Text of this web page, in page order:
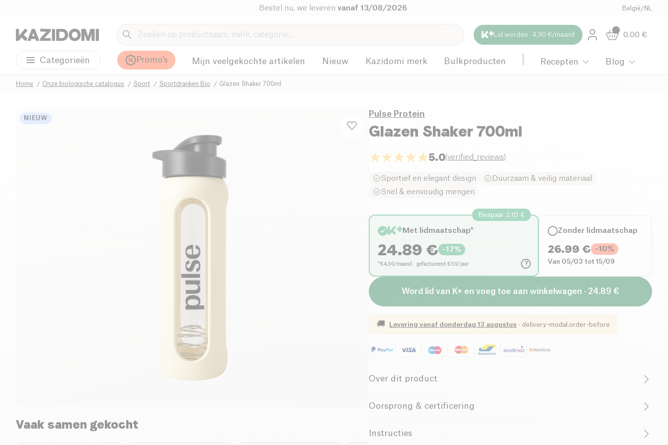
Bestel nu, we leverenvanaf 13/08/2026 België /NL
Lid worden · 4,90 €/maand 0.00 €
Categorieën Promo's Mijn veelgekochte artikelen Nieuw Kazidomi merk Bulkproducten Recepten Blog
Home Onze biologische catalogus Sport Sportdranken Bio Glazen Shaker 700ml
NIEUW
Vaak samen gekocht
Pulse Protein
Glazen Shaker 700ml
5.0(verified_reviews)
Sportief en elegant design
Duurzaam & veilig materiaal
Snel & eenvoudig mengen
?
Bespaar 2.10 €
Met lidmaatschap*
24.89 € -17%
*€4,90/maand · gefactureerd €59/jaar
Zonder lidmaatschap
26.99 € -10%
Van 05/03 tot 15/09
Word lid van K+ en voeg toe aan winkelwagen · 24.89 €
🚚 Levering vanaf donderdag 13 augustus · delivery-modal.order-before
Over dit product
workouts. Deze shaker is ontworpen voor sportliefhebbers en combineert
fles is gemaakt van
Oorsprong & certificering
Instructies